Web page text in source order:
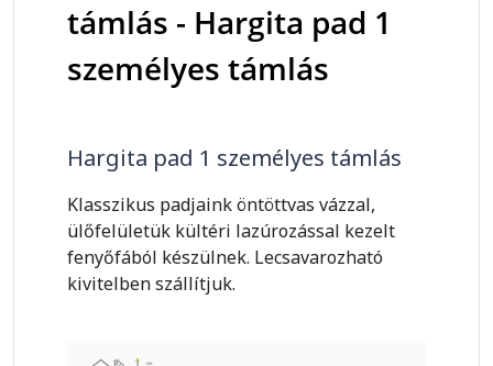
támlás - Hargita pad 1
személyes támlás
Hargita pad 1 személyes támlás
Klasszikus padjaink öntöttvas vázzal,
ülőfelületük kültéri lazúrozással kezelt
fenyőfából készülnek. Lecsavarozható
kivitelben szállítjuk.